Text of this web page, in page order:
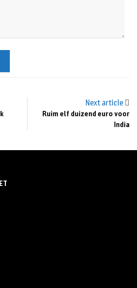
Next article
Ruim elf duizend euro voor
India